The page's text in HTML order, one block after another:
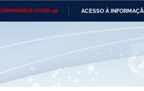
(COVID-19) ACESSO À
Ministério das Relações